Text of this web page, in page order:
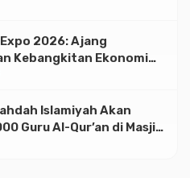
Publik
2026: Ajang
Kebangkitan Ekonomi
Islamiyah Akan
Guru Al-Qur’an di Masjid